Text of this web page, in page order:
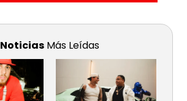
Noticias Más Leídas